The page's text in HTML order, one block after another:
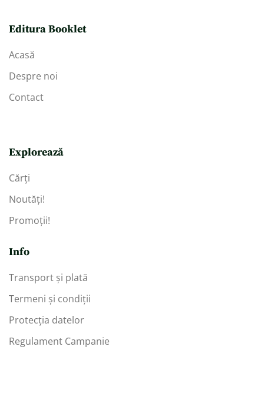
Editura Booklet
Acasă
Despre noi
Contact
Explorează
Cărți
Noutăți!
Promoții!
Info
Transport și plată
Termeni și condiții
Protecția datelor
Regulament Campanie